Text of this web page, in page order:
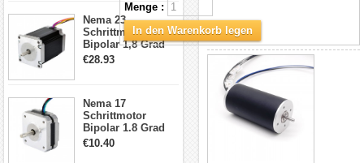
Schrittmotor
Nema 23
Schrittmotor
Bipolar 1,8 Grad
2,83Nm 4 A 2,26V
€28.93
Nema 17
Schrittmotor
Bipolar 1.8 Grad
8.7Ncm 1A 3.5V 4
€10.40
Menge :
In den Warenkorb legen